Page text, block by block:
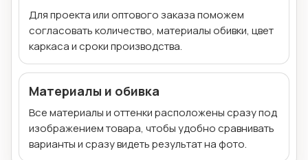
Для проекта или оптового заказа поможем
согласовать количество, материалы обивки, цвет
каркаса и сроки производства.
Материалы и обивка
Все материалы и оттенки расположены сразу под
изображением товара, чтобы удобно сравнивать
варианты и сразу видеть результат на фото.